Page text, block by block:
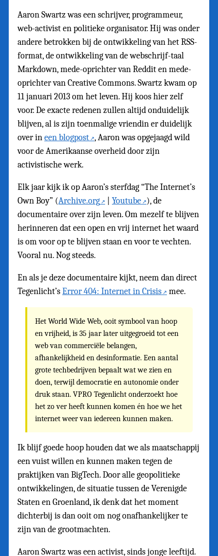
Aaron Swartz was een schrijver, programmeur,
web-activist en politieke organisator. Hij was onder
andere betrokken bij de ontwikkeling van het RSS-
format, de ontwikkeling van de webschrijf-taal
Markdown, mede-oprichter van Reddit en mede-
oprichter van Creative Commons. Swartz kwam op
11 januari 2013 om het leven. Hij koos hier zelf
voor. De exacte redenen zullen altijd onduidelijk
blijven, al is zijn toenmalige vriendin er duidelijk
over ineen blogpost , Aaron was opgejaagd wild
voor de Amerikaanse overheid door zijn
activistische werk.
Elk jaar kijk ik op Aaron’s sterfdag “The Internet’s
Own Boy” (Archive.org Youtube ), de
documentaire over zijn leven. Om mezelf te blijven
herinneren dat een open en vrij internet het waard
is om voor op te blijven staan en voor te vechten.
Vooral nu. Nog steeds.
En als je deze documentaire kijkt, neem dan direct
Tegenlicht’sError 404: Internet in Crisis mee.
Het World Wide Web, ooit symbool van hoop
en vrijheid, is 35 jaar later uitgegroeid tot een
web van commerciële belangen,
afhankelijkheid en desinformatie. Een aantal
grote techbedrijven bepaalt wat we zien en
doen, terwijl democratie en autonomie onder
druk staan. VPRO Tegenlicht onderzoekt hoe
het zo ver heeft kunnen komen én hoe we het
internet weer van iedereen kunnen maken.
Ik blijf goede hoop houden dat we als maatschappij
een vuist willen en kunnen maken tegen de
praktijken van BigTech. Door alle geopolitieke
ontwikkelingen, de situatie tussen de Verenigde
Staten en Groenland, ik denk dat het moment
dichterbij is dan ooit om nog onafhankelijker te
zijn van de grootmachten.
Aaron Swartz was een activist, sinds jonge leeftijd.